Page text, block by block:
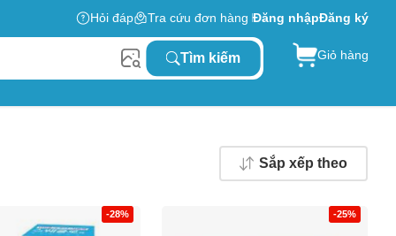
Hỏi đáp Tra cứu đơn hàng Đăng nhậpĐăng ký
Tìm kiếm Giỏ hàng
Sắp xếp theo
-28% -25%